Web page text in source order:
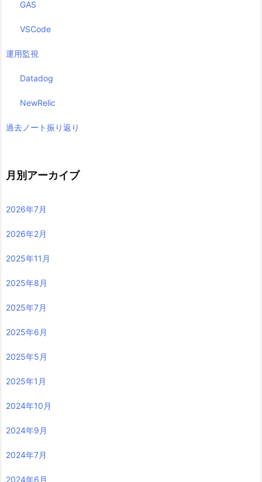
GAS
VSCode
運用監視
Datadog
NewRelic
過去ノート振り返り
月別アーカイブ
2026年7月
2026年2月
2025年11月
2025年8月
2025年7月
2025年6月
2025年5月
2025年1月
2024年10月
2024年9月
2024年7月
2024年6月